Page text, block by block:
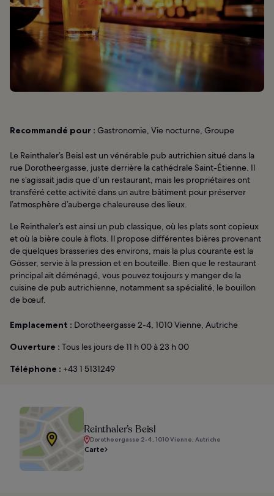
Recommandé pour : Gastronomie, Vie nocturne, Groupe
Le Reinthaler’s Beisl est un vénérable pub autrichien situé dans la
rue Dorotheergasse, juste derrière la cathédrale Saint-Étienne. Il
ne s’agissait jadis que d’un restaurant, mais les propriétaires ont
transféré cette activité dans un autre bâtiment pour préserver
l’atmosphère d’auberge chaleureuse des lieux.
Le Reinthaler’s est ainsi un pub classique, où les plats sont copieux
et où la bière coule à flots. Il propose différentes bières provenant
de quelques brasseries des environs, mais la plus courante est la
Gösser, servie à la pression et en bouteille. Bien que le restaurant
principal ait déménagé, vous pouvez toujours y manger de la
cuisine de pub autrichienne, notamment sa spécialité, le bouillon
de bœuf.
Emplacement : Dorotheergasse 2-4, 1010 Vienne, Autriche
Ouverture : Tous les jours de 11 h 00 à 23 h 00
Téléphone : +43 1 5131249
Reinthaler’s Beisl
Dorotheergasse 2-4, 1010 Vienne, Autriche
Carte